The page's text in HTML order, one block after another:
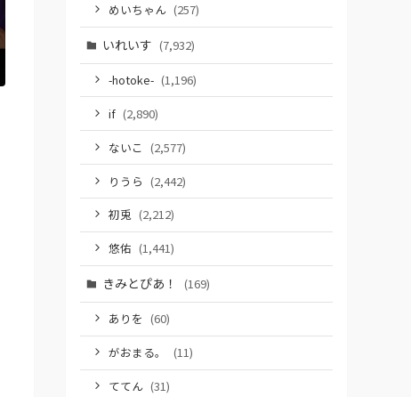
めいちゃん (257)
いれいす (7,932)
-hotoke- (1,196)
if (2,890)
ないこ (2,577)
りうら (2,442)
初兎 (2,212)
悠佑 (1,441)
きみとぴあ！ (169)
ありを (60)
がおまる。
(11)
ててん (31)